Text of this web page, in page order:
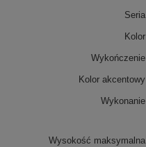
Seria
Kolor
Wykończenie
Kolor akcentowy
Wykonanie
Wysokość maksymalna